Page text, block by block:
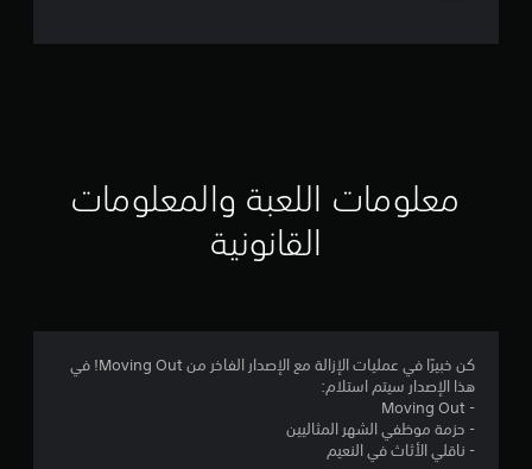
ت
ي
1
معلومات اللعبة والمعلومات
القانونية
كن خبيرًا في عمليات الإزالة مع الإصدار الفاخر من Moving Out! في
هذا الإصدار سيتم استلام:
- Moving Out
- حزمة موظفي الشهر المثاليين
- ناقلي الأثاث في النعيم